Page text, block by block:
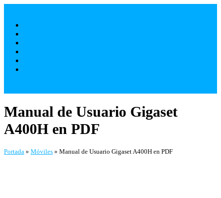
contenido
Manual de Usuario Gigaset
A400H en PDF
Portada » Móviles » Manual de Usuario Gigaset A400H en PDF